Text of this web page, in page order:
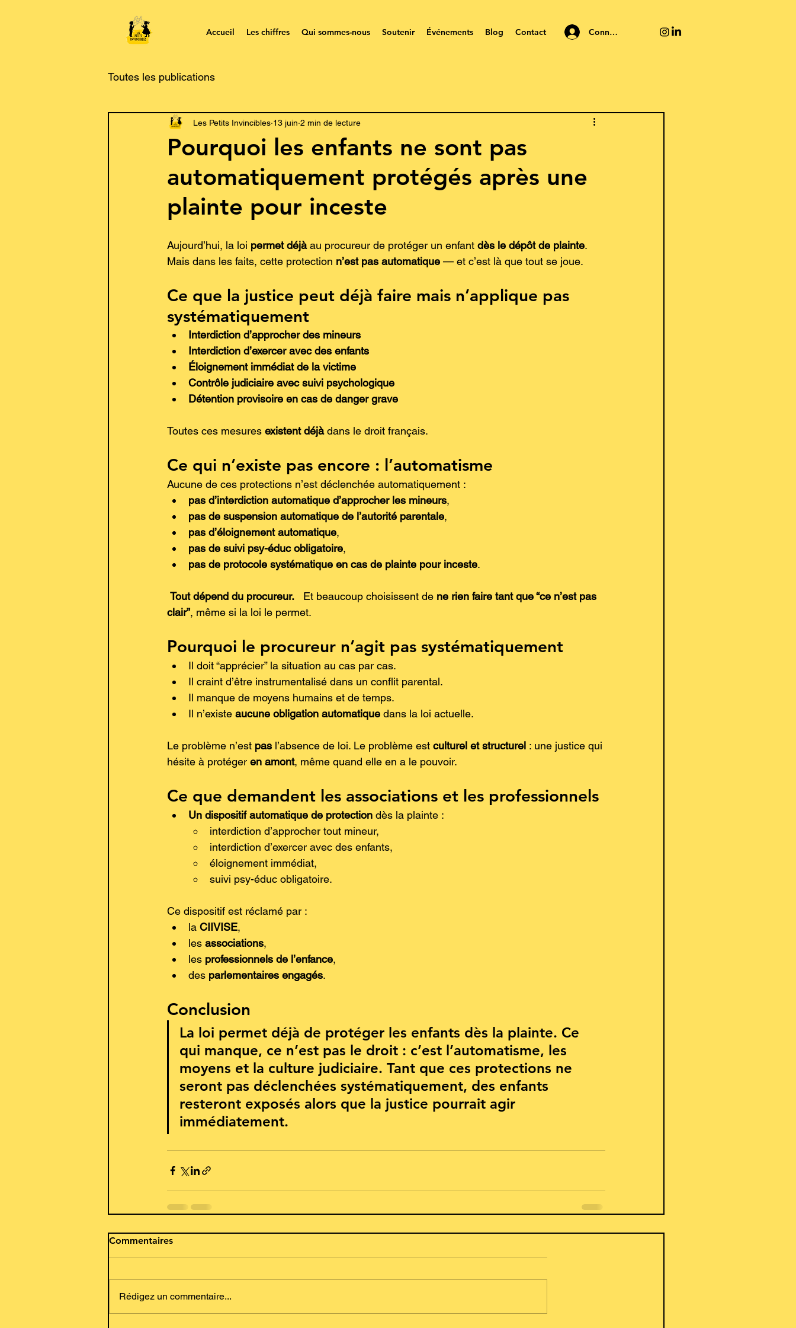
Accueil Les chiffres Qui sommes-nous Soutenir Événements Blog Contact Connexion
Toutes les publications
Pourquoi les enfants ne sont pas
automatiquement protégés après une
plainte pour inceste
Les Petits Invincibles 13 juin 2 min de lecture
Aujourd’hui, la loi permet déjà au procureur de protéger un enfant dès le dépôt de plainte.
Mais dans les faits, cette protection n’est pas automatique — et c’est là que tout se joue.
Ce que la justice peut déjà faire mais n’applique pas
systématiquement
Interdiction d’approcher des mineurs
Interdiction d’exercer avec des enfants
Éloignement immédiat de la victime
Contrôle judiciaire avec suivi psychologique
Détention provisoire en cas de danger grave
Toutes ces mesures existent déjà dans le droit français.
Ce qui n’existe pas encore : l’automatisme
Aucune de ces protections n’est déclenchée automatiquement :
pas d’interdiction automatique d’approcher les mineurs,
pas de suspension automatique de l’autorité parentale,
pas d’éloignement automatique,
pas de suivi psy-éduc obligatoire,
pas de protocole systématique en cas de plainte pour inceste.
Tout dépend du procureur. Et beaucoup choisissent de ne rien faire tant que “ce n’est pas
clair”, même si la loi le permet.
Pourquoi le procureur n’agit pas systématiquement
Il doit “apprécier” la situation au cas par cas.
Il craint d’être instrumentalisé dans un conflit parental.
Il manque de moyens humains et de temps.
Il n’existe aucune obligation automatique dans la loi actuelle.
Le problème n’est pas l’absence de loi. Le problème est culturel et structurel : une justice qui
hésite à protéger en amont, même quand elle en a le pouvoir.
Ce que demandent les associations et les professionnels
Un dispositif automatique de protection dès la plainte :
interdiction d’approcher tout mineur,
interdiction d’exercer avec des enfants,
éloignement immédiat,
suivi psy-éduc obligatoire.
Ce dispositif est réclamé par :
la CIIVISE,
les associations,
les professionnels de l’enfance,
des parlementaires engagés.
Conclusion
La loi permet déjà de protéger les enfants dès la plainte. Ce
qui manque, ce n’est pas le droit : c’est l’automatisme, les
moyens et la culture judiciaire. Tant que ces protections ne
seront pas déclenchées systématiquement, des enfants
resteront exposés alors que la justice pourrait agir
immédiatement.
Commentaires
Rédigez un commentaire...